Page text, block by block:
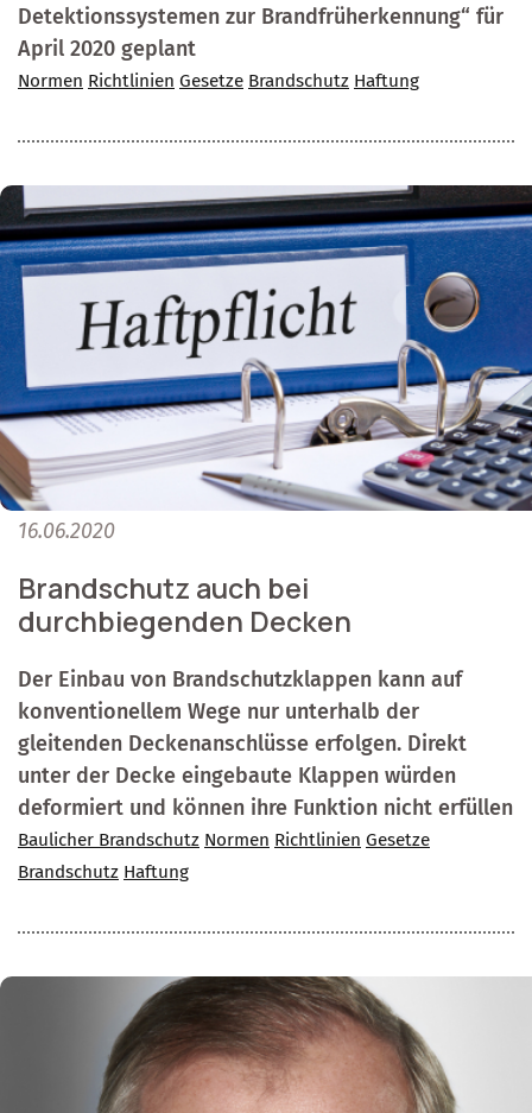
Detektionssystemen zur Brandfrüherkennung“ für
April 2020 geplant
Normen Richtlinien Gesetze Brandschutz Haftung
16.06.2020
Brandschutz auch bei
durchbiegenden Decken
Der Einbau von Brandschutzklappen kann auf
konventionellem Wege nur unterhalb der
gleitenden Deckenanschlüsse erfolgen. Direkt
unter der Decke eingebaute Klappen würden
deformiert und können ihre Funktion nicht erfüllen
Baulicher Brandschutz Normen Richtlinien Gesetze
Brandschutz Haftung